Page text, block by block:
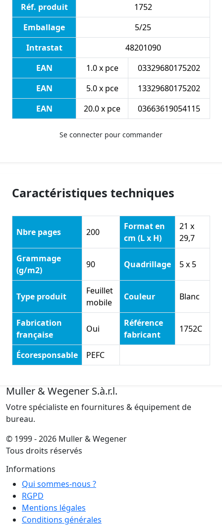
Réf. produit
1752
Emballage
5/25
Intrastat
48201090
EAN
1.0 x pce
03329680175202
EAN
5.0 x pce
13329680175202
EAN
20.0 x pce 03663619054115
Se connecter pour commander
Caractéristiques techniques
Nbre pages 200
Format en
cm (L x H)
21 x
29,7
Grammage
(g/m2)
90 Quadrillage 5 x 5
Type produit
Feuillet
mobile
Couleur Blanc
Fabrication
française
Oui
Référence
fabricant
1752C
Écoresponsable PEFC
Muller & Wegener S.à.r.l.
Votre spécialiste en fournitures & équipement de
bureau.
© 1999 - 2026 Muller & Wegener
Tous droits réservés
Informations
Qui sommes-nous ?
RGPD
Mentions légales
Conditions générales